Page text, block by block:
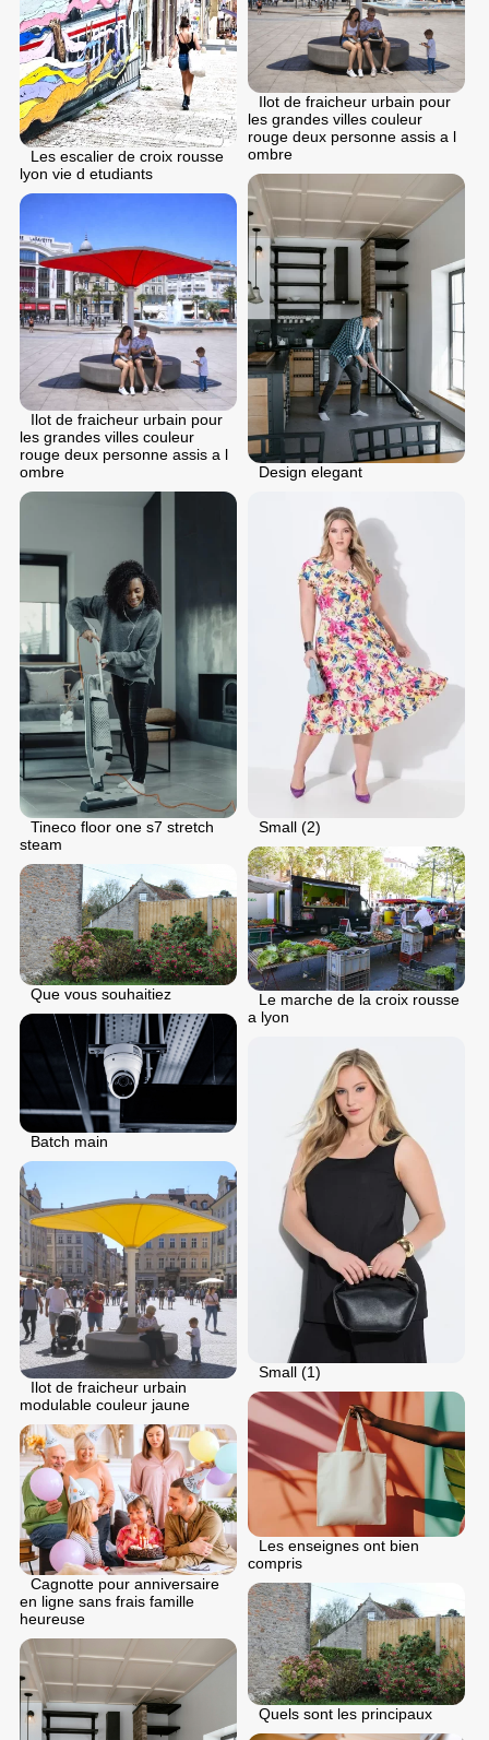
Les escalier de croix rousse
lyon vie d etudiants
Ilot de fraicheur urbain pour
les grandes villes couleur
rouge deux personne assis a l
ombre
Design elegant
Ilot de fraicheur urbain pour
les grandes villes couleur
rouge deux personne assis a l
ombre
Tineco floor one s7 stretch
steam
Small (2)
Le marche de la croix rousse
a lyon
Que vous souhaitiez
Batch main
Small (1)
Ilot de fraicheur urbain
modulable couleur jaune
Les enseignes ont bien
compris
Cagnotte pour anniversaire
en ligne sans frais famille
heureuse
Quels sont les principaux